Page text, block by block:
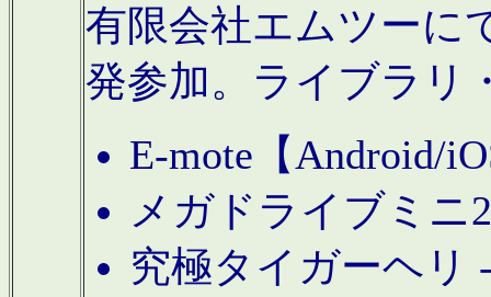
有限会社エムツーに
発参加。ライブラリ
E-mote【Android/
メガドライブミニ
究極タイガーヘリ